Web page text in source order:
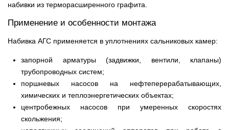
набивки из терморасширенного графита.
Применение и особенности монтажа
Набивка АГС применяется в уплотнениях сальниковых камер:
запорной арматуры (задвижки, вентили, клапаны)
трубопроводных систем;
поршневых насосов на нефтеперерабатывающих,
химических и теплоэнергетических объектах;
центробежных насосов при умеренных скоростях
скольжения;